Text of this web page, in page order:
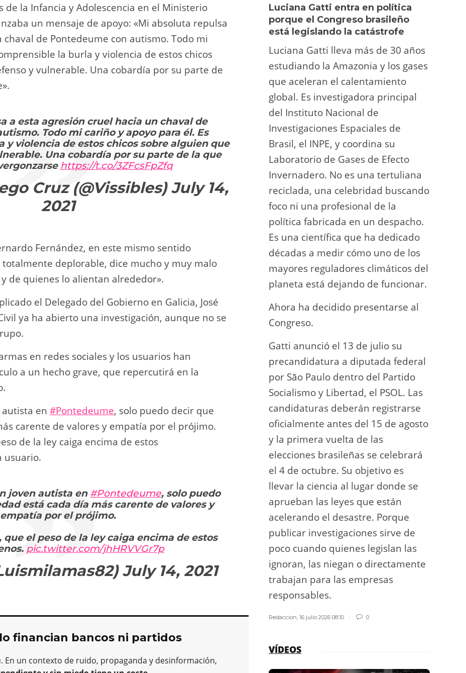
de la Infancia y Adolescencia en el Ministerio
un mensaje de apoyo: «Mi absoluta repulsa
de Pontedeume con autismo. Todo mi
la burla y violencia de estos chicos
y vulnerable. Una cobardía por su parte de
a esta agresión cruel hacia un chaval de
Todo mi cariño y apoyo para él. Es
y violencia de estos chicos sobre alguien que
Una cobardía por su parte de la que
https://t.co/3ZFcsFpZfq
Cruz (@Vissibles)July 14,
2021
Fernández, en este mismo sentido
deplorable, dice mucho y muy malo
de quienes lo alientan alrededor».
el Delegado del Gobierno en Galicia, José
ya ha abierto una investigación, aunque no se
en redes sociales y los usuarios han
a un hecho grave, que repercutirá en la
autista en #Pontedeume, solo puedo decir que
carente de valores y empatía por el prójimo.
de la ley caiga encima de estos
usuario.
joven autista en #Pontedeume, solo puedo
está cada día más carente de valores y
empatía por el prójimo.
el peso de la ley caiga encima de estos
pic.twitter.com/jhHRVVGr7p
July 14, 2021
financian bancos ni partidos
En un contexto de ruido, propaganda y desinformación,
Luciana Gatti entra en política
porque el Congreso brasileño
está legislando la catástrofe
Luciana Gatti lleva más de 30 años
estudiando la Amazonia y los gases
que aceleran el calentamiento
global. Es investigadora principal
del Instituto Nacional de
Investigaciones Espaciales de
Brasil, el INPE, y coordina su
Laboratorio de Gases de Efecto
Invernadero. No es una tertuliana
reciclada, una celebridad buscando
foco ni una profesional de la
política fabricada en un despacho.
Es una científica que ha dedicado
décadas a medir cómo uno de los
mayores reguladores climáticos del
planeta está dejando de funcionar.
Ahora ha decidido presentarse al
Congreso.
Gatti anunció el 13 de julio su
precandidatura a diputada federal
por São Paulo dentro del Partido
Socialismo y Libertad, el PSOL. Las
candidaturas deberán registrarse
oficialmente antes del 15 de agosto
y la primera vuelta de las
elecciones brasileñas se celebrará
el 4 de octubre. Su objetivo es
llevar la ciencia al lugar donde se
aprueban las leyes que están
acelerando el desastre. Porque
publicar investigaciones sirve de
poco cuando quienes legislan las
ignoran, las niegan o directamente
trabajan para las empresas
responsables.
Redaccion ,16 julio 2026 08:10 0
VÍDEOS